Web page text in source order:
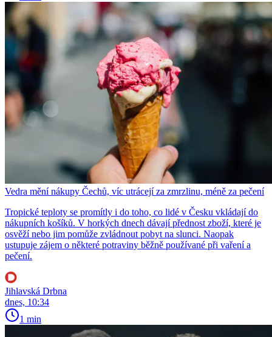
Vedra mění nákupy Čechů, víc utrácejí za zmrzlinu, méně za pečení
Tropické teploty se promítly i do toho, co lidé v Česku vkládají do
nákupních košíků. V horkých dnech dávají přednost zboží, které je
osvěží nebo jim pomůže zvládnout pobyt na slunci. Naopak
ustupuje zájem o některé potraviny běžně používané při vaření a
pečení.
Jihlavská Drbna
dnes, 10:34
1 min